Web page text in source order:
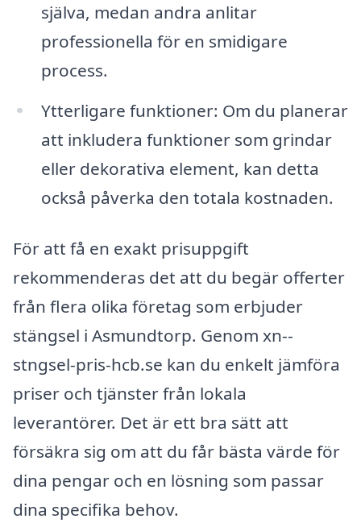
själva, medan andra anlitar
professionella för en smidigare
process.
Ytterligare funktioner: Om du planerar
att inkludera funktioner som grindar
eller dekorativa element, kan detta
också påverka den totala kostnaden.
För att få en exakt prisuppgift
rekommenderas det att du begär offerter
från flera olika företag som erbjuder
stängsel i Asmundtorp. Genom xn--
stngsel-pris-hcb.se kan du enkelt jämföra
priser och tjänster från lokala
leverantörer. Det är ett bra sätt att
försäkra sig om att du får bästa värde för
dina pengar och en lösning som passar
dina specifika behov.